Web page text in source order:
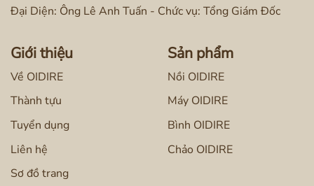
Đại Diện: Ông Lê Anh Tuấn - Chức vụ: Tổng Giám Đốc
Giới thiệu
Về OIDIRE
Thành tựu
Tuyển dụng
Liên hệ
Sơ đồ trang
Sản phẩm
Nồi OIDIRE
Máy OIDIRE
Bình OIDIRE
Chảo OIDIRE